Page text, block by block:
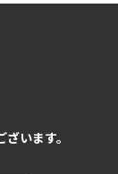
います。